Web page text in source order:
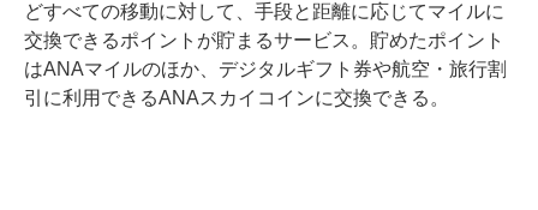
どすべての移動に対して、手段と距離に応じてマイルに
交換できるポイントが貯まるサービス。貯めたポイント
はANAマイルのほか、デジタルギフト券や航空・旅行割
引に利用できるANAスカイコインに交換できる。